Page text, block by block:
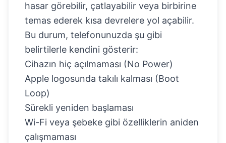
hasar görebilir, çatlayabilir veya birbirine
temas ederek kısa devrelere yol açabilir.
Bu durum, telefonunuzda şu gibi
belirtilerle kendini gösterir:
Cihazın hiç açılmaması (No Power)
Apple logosunda takılı kalması (Boot
Loop)
Sürekli yeniden başlaması
Wi-Fi veya şebeke gibi özelliklerin aniden
çalışmaması